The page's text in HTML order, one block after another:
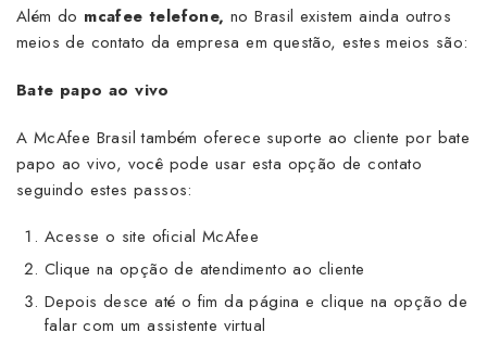
Além do mcafee telefone, no Brasil existem ainda outros
meios de contato da empresa em questão, estes meios são:
Bate papo ao vivo
A McAfee Brasil também oferece suporte ao cliente por bate
papo ao vivo, você pode usar esta opção de contato
seguindo estes passos:
Acesse o site oficial McAfee
Clique na opção de atendimento ao cliente
Depois desce até o fim da página e clique na opção de
falar com um assistente virtual